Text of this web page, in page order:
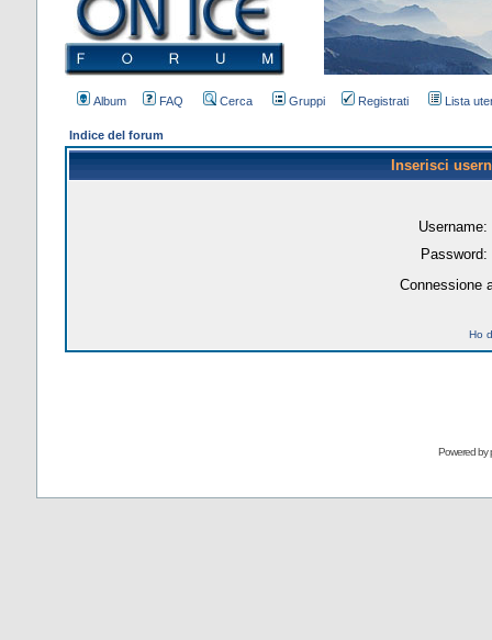
Album FAQ Cerca Gruppi Registrati Lista
Indice del forum
Inserisci
Username:
Password:
Connessione
Ho
Powered by